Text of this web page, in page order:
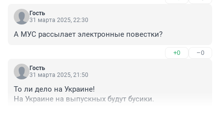
Гость
31 марта 2025, 22:30
А МУС рассылает электронные повестки?
+0 –0
Гость
31 марта 2025, 21:50
То ли дело на Украине!
На Украине на выпускных будут бусики.